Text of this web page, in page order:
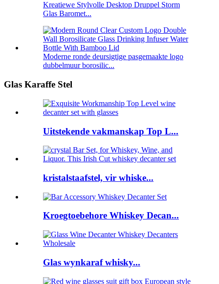
Kreatiewe Stylvolle Desktop Druppel Storm
Glas Baromet...
Moderne ronde deursigtige pasgemaakte logo
dubbelmuur borosilic...
Glas Karaffe Stel
Uitstekende vakmanskap Top L...
kristalstaafstel, vir whiske...
Kroegtoebehore Whiskey Decan...
Glas wynkaraf whisky...